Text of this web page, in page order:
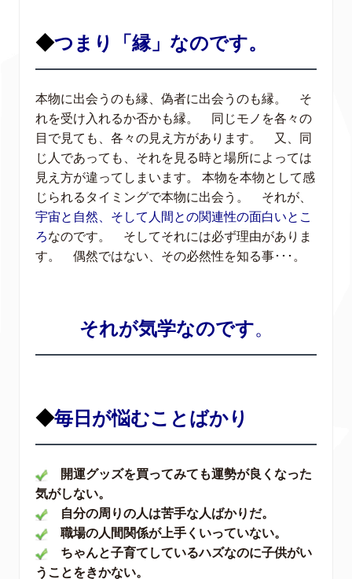
◆つまり「縁」なのです。
本物に出会うのも縁、偽者に出会うのも縁。 そ
れを受け入れるか否かも縁。 同じモノを各々の
目で見ても、各々の見え方があります。 又、同
じ人であっても、それを見る時と場所によっては
見え方が違ってしまいます。 本物を本物として感
じられるタイミングで本物に出会う。 それが、
宇宙と自然、そして人間との関連性の面白いとこ
ろなのです。 そしてそれには必ず理由がありま
す。 偶然ではない、その必然性を知る事･･･。
それが気学なのです。
◆毎日が悩むことばかり
開運グッズを買ってみても運勢が良くなった
気がしない。
自分の周りの人は苦手な人ばかりだ。
職場の人間関係が上手くいっていない。
ちゃんと子育てしているハズなのに子供がい
うことをきかない。